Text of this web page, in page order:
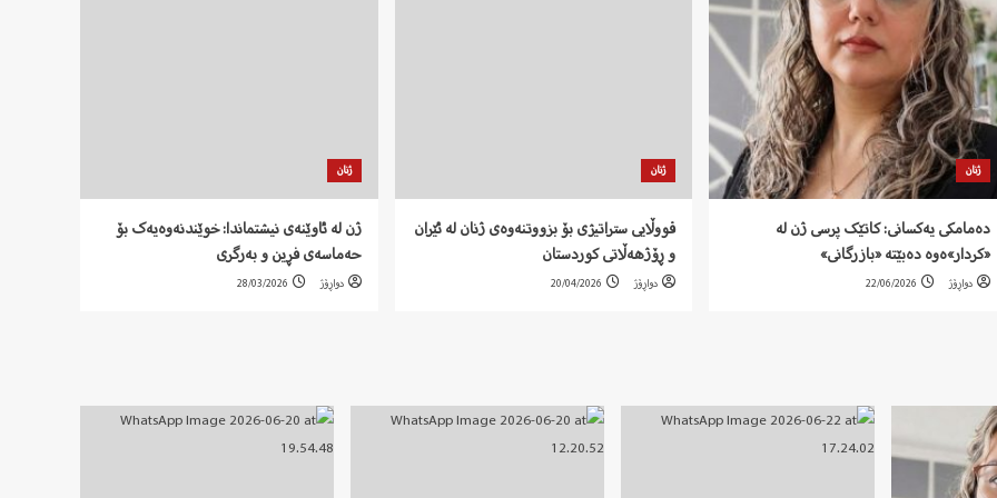
ژنان
دەمامکی یەکسانی: کاتێک پرسی ژن لە
«کردار»ەوە دەبێتە «بازرگانی»
دواڕۆژ 22/06/2026
ژنان
قووڵایی ستراتیژی بۆ بزووتنەوەی ژنان لە ئێران
و ڕۆژهەڵاتی کوردستان
دواڕۆژ 20/04/2026
ژنان
ژن لە ئاوێنەی نیشتماندا: خوێندنەوەیەک بۆ
حەماسەی فڕین و بەرگری
دواڕۆژ 28/03/2026